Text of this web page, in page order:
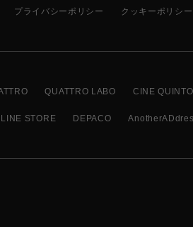
プライバシーポリシー クッキーポリシー
QUATTRO LABO CINE QUINTO
STORE DEPACO